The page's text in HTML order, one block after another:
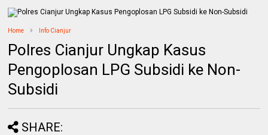
Home Info Cianjur
Polres Cianjur Ungkap Kasus
Pengoplosan LPG Subsidi ke Non-
Subsidi
SHARE: